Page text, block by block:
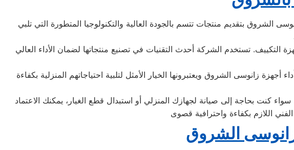
الشروق بتقديم منتجات تتسم بالجودة العالية والتكنولوجيا المتطورة التي تلبي
التكييف. تستخدم الشركة أحدث التقنيات في تصنيع منتجاتها لضمان الأداء العالي
زانوسى الشروق ويعتبرونها الخيار الأمثل لتلبية احتياجاتهم المنزلية بكفاءة
كنت بحاجة إلى صيانة لجهازك المنزلي أو استبدال قطع الغيار، يمكنك الاعتماد
زانوسى الشروق